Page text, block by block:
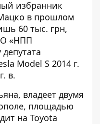
избранник
в прошлом
60 тыс. грн,
«НПП
Model S 2014 г.
в.
владеет двумя
площадью
на Toyota